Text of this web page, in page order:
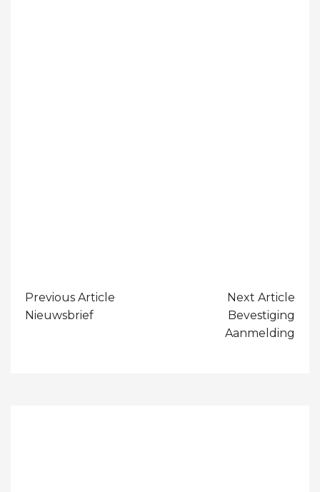
Bericht
Navigatie
Previous Article
Nieuwsbrief
Next Article
Bevestiging
Aanmelding